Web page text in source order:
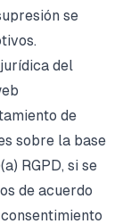
se
del
de
sobre la base
RGPD, si se
de acuerdo
consentimiento